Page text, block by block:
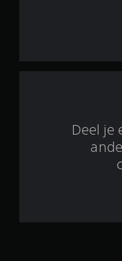
Deel je